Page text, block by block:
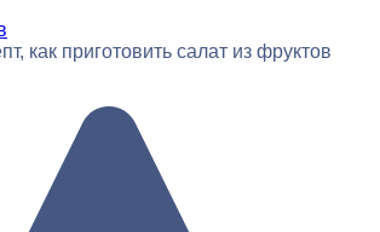
как приготовить салат из фруктов